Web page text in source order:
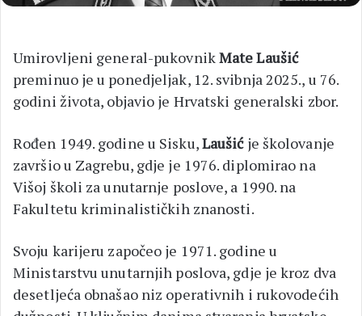
Umirovljeni general-pukovnikMate Laušić
preminuo je u ponedjeljak, 12. svibnja 2025., u 76.
godini života, objavio je Hrvatski generalski zbor.
Rođen 1949. godine u Sisku,Laušićje školovanje
završio u Zagrebu, gdje je 1976. diplomirao na
Višoj školi za unutarnje poslove, a 1990. na
Fakultetu kriminalističkih znanosti.
Svoju karijeru započeo je 1971. godine u
Ministarstvu unutarnjih poslova, gdje je kroz dva
desetljeća obnašao niz operativnih i rukovodećih